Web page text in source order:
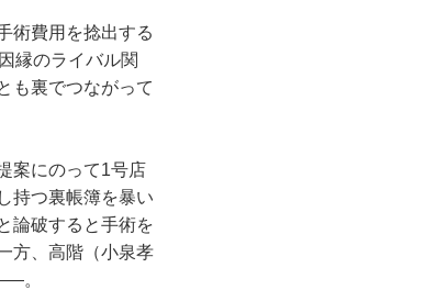
術費用を捻出する
縁のライバル関
も裏でつながって
案にのって1号店
持つ裏帳簿を暴い
論破すると手術を
方、高階（小泉孝
。